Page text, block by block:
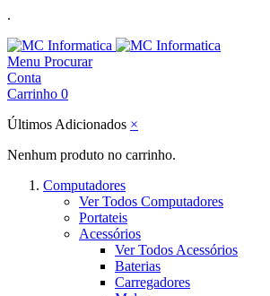
.
Menu Procurar
Conta
Carrinho 0
Últimos Adicionados ×
Nenhum produto no carrinho.
Computadores
Ver Todos Computadores
Portateis
Acessórios
Ver Todos Acessórios
Baterias
Carregadores